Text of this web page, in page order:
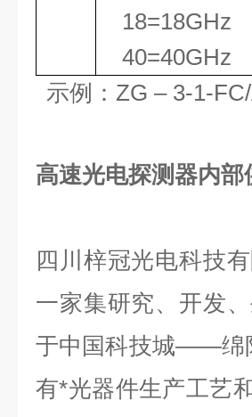
18=18GHz
40=40GHz
示例： ZG – 3-1-
高速光电探测器内部
四川梓冠光电科技
一家集研究、开发
于中国科技城——绵
有*光器件生产工艺